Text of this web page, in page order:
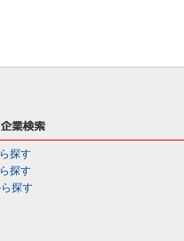
探す
探す
探す